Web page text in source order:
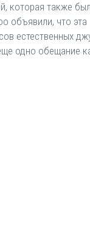
которая также
объявили, что
естественных
одно обещание